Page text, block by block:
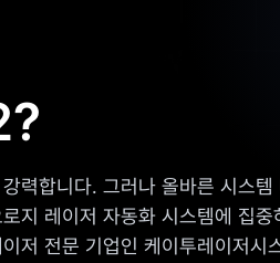
력합니다. 그러나 올바른 시스
지 레이저 자동화 시스템에 집
저 전문 기업인 케이투레이저시